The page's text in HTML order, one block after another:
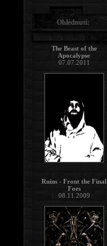
Ohlédnutí:
The Beast of the
Apocalypse
07.07.2011
Ruins - Front the Final
Foes
08.11.2009